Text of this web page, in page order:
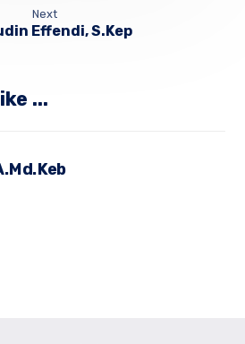
Next
Effendi, S.Kep
...